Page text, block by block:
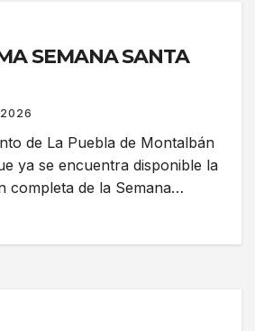
SEMANA SANTA
de La Puebla de Montalbán
ya se encuentra disponible la
completa de la Semana…